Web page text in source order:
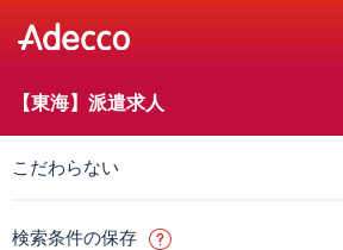
【東海】派遣求人
こだわらない
検索条件の保存